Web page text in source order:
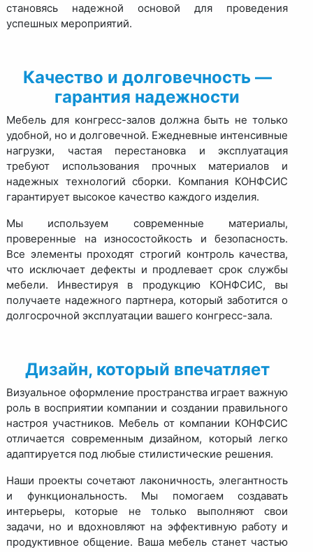
становясь надежной основой для проведения
успешных мероприятий.
Качество и долговечность —
гарантия надежности
Мебель для конгресс-залов должна быть не только
удобной, но и долговечной. Ежедневные интенсивные
нагрузки, частая перестановка и эксплуатация
требуют использования прочных материалов и
надежных технологий сборки. Компания КОНФСИС
гарантирует высокое качество каждого изделия.
Мы используем современные материалы,
проверенные на износостойкость и безопасность.
Все элементы проходят строгий контроль качества,
что исключает дефекты и продлевает срок службы
мебели. Инвестируя в продукцию КОНФСИС, вы
получаете надежного партнера, который заботится о
долгосрочной эксплуатации вашего конгресс-зала.
Дизайн, который впечатляет
Визуальное оформление пространства играет важную
роль в восприятии компании и создании правильного
настроя участников. Мебель от компании КОНФСИС
отличается современным дизайном, который легко
адаптируется под любые стилистические решения.
Наши проекты сочетают лаконичность, элегантность
и функциональность. Мы помогаем создавать
интерьеры, которые не только выполняют свои
задачи, но и вдохновляют на эффективную работу и
продуктивное общение. Ваша мебель станет частью